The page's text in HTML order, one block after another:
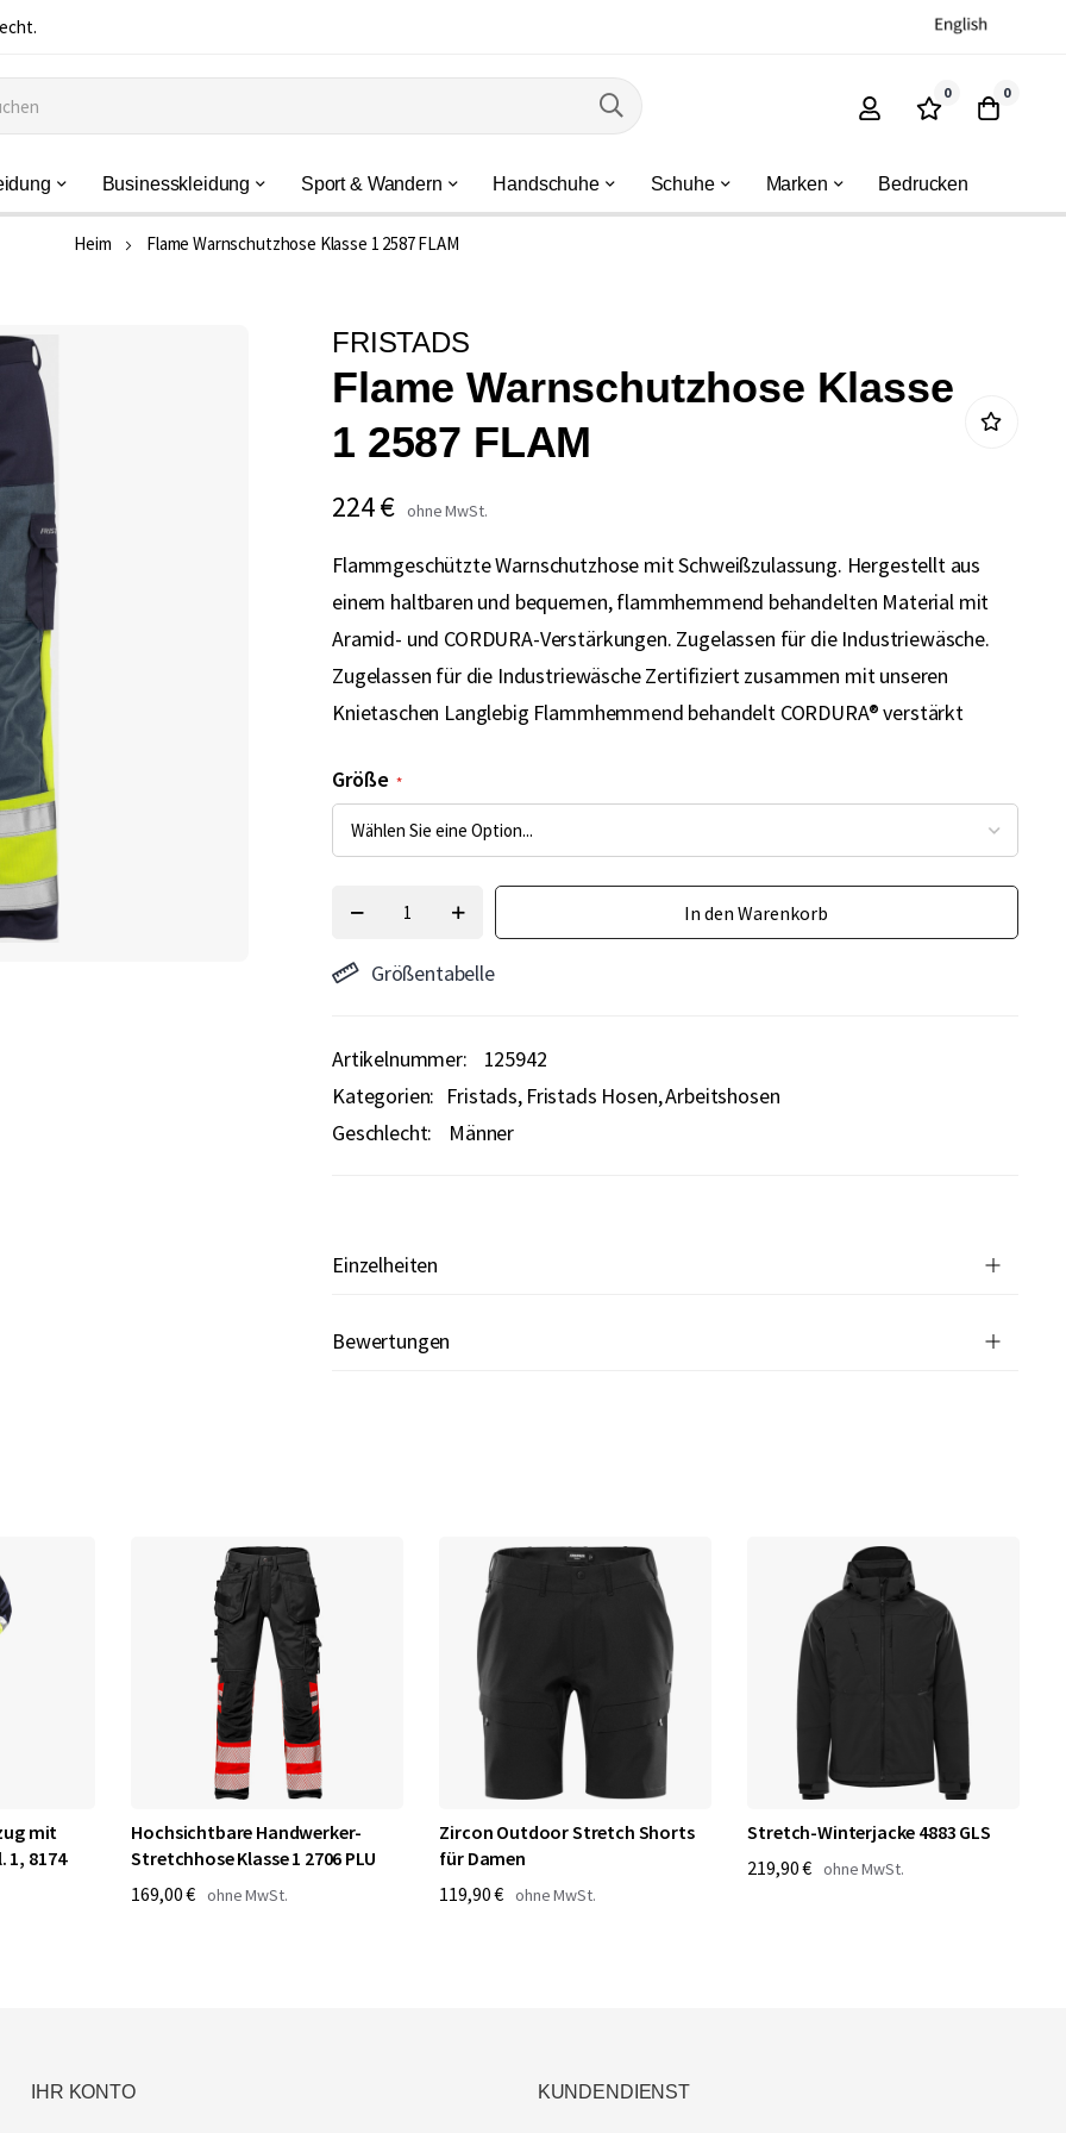
0 0
Businesskleidung Sport & Wandern Handschuhe Schuhe Marken Bedrucken
Heim Flame Warnschutzhose Klasse 1 2587 FLAM
FRISTADS
Flame Warnschutzhose Klasse
1 2587 FLAM
224 €
Flammgeschützte Warnschutzhose mit Schweißzulassung. Hergestellt aus
einem haltbaren und bequemen, flammhemmend behandelten Material mit
Aramid- und CORDURA-Verstärkungen. Zugelassen für die Industriewäsche.
Zugelassen für die Industriewäsche Zertifiziert zusammen mit unseren
Knietaschen Langlebig Flammhemmend behandelt CORDURA® verstärkt
Größe
In den Warenkorb
Größentabelle
Artikelnummer
125942
Kategorien: Fristads Fristads Hosen Arbeitshosen
Geschlecht:
Männer
Einzelheiten
Bewertungen
mit
1, 8174
Hochsichtbare Handwerker-
Stretchhose Klasse 1 2706 PLU
169,00 €
Zircon Outdoor Stretch Shorts
für Damen
119,90 €
Stretch-Winterjacke 4883 GLS
219,90 €
IHR KONTO KUNDENDIENST